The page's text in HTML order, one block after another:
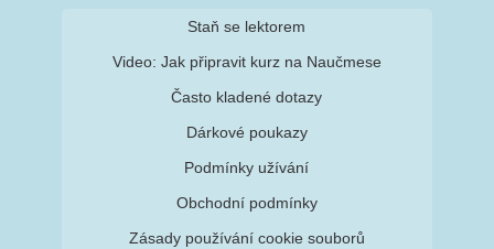
Staň se lektorem
Video: Jak připravit kurz na Naučmese
Často kladené dotazy
Dárkové poukazy
Podmínky užívání
Obchodní podmínky
Zásady používání cookie souborů